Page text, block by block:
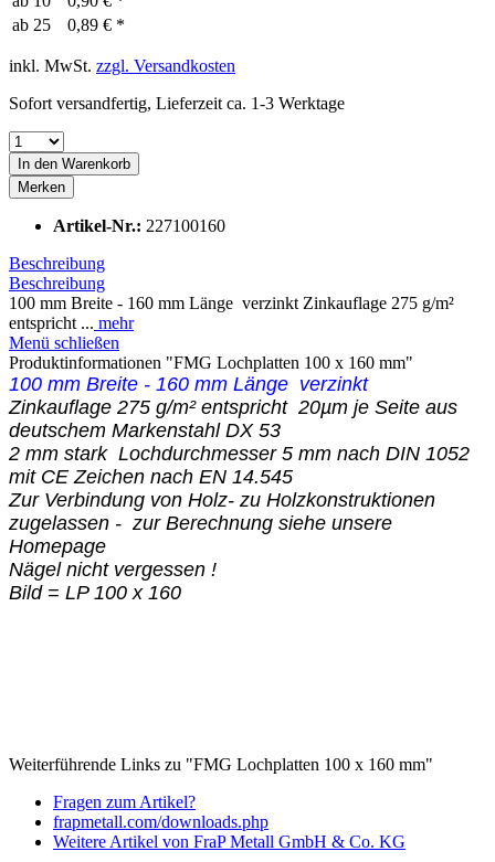
ab 25 0,89 € *
inkl. MwSt. zzgl. Versandkosten
Sofort versandfertig, Lieferzeit ca. 1-3 Werktage
In den Warenkorb
Merken
Artikel-Nr.: 227100160
Beschreibung
Beschreibung
100 mm Breite - 160 mm Länge verzinkt Zinkauflage 275 g/m²
entspricht ... mehr
Menü schließen
Produktinformationen "FMG Lochplatten 100 x 160 mm"
100 mm Breite - 160 mm Länge verzinkt
Zinkauflage 275 g/m² entspricht 20µm je Seite aus
deutschem Markenstahl DX 53
2 mm stark Lochdurchmesser 5 mm nach DIN 1052
mit CE Zeichen nach EN 14.545
Zur Verbindung von Holz- zu Holzkonstruktionen
zugelassen - zur Berechnung siehe unsere
Homepage
Nägel nicht vergessen !
Bild = LP 100 x 160
Weiterführende Links zu "FMG Lochplatten 100 x 160 mm"
Fragen zum Artikel?
frapmetall.com/downloads.php
Weitere Artikel von FraP Metall GmbH & Co. KG